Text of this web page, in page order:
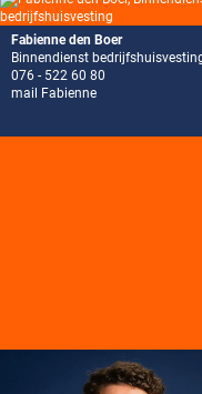
Fabienne den Boer
Binnendienst
076 - 522 60 80
mail Fabienne